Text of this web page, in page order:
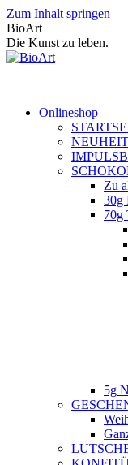
Zum Inhalt springen
BioArt
Die Kunst zu leben.
Onlineshop
Zu
30g
70g
5g